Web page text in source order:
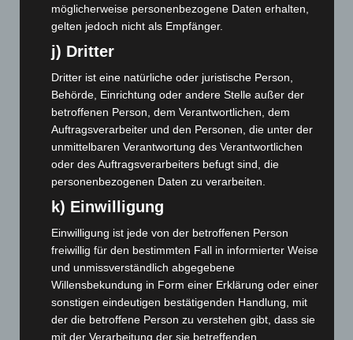
Juli 2024(89)
Juni 2024(107)
Mai 2024
(149)
April 2024(102)
März 2024(103)
Februar 2024(103)
Januar 2024(111)
Dezember 2023(130)
November 2023(130)
Oktober 2023(114)
September 2023
(133)
August 2023(134)
Juli 2023(118)
Juni 2023(142)
möglicherweise personenbezogene Daten erhalten,
gelten jedoch nicht als Empfänger.
j) Dritter
Dritter ist eine natürliche oder juristische Person,
Behörde, Einrichtung oder andere Stelle außer der
betroffenen Person, dem Verantwortlichen, dem
Auftragsverarbeiter und den Personen, die unter der
unmittelbaren Verantwortung des Verantwortlichen
oder des Auftragsverarbeiters befugt sind, die
personenbezogenen Daten zu verarbeiten.
k) Einwilligung
Einwilligung ist jede von der betroffenen Person
freiwillig für den bestimmten Fall in informierter Weise
und unmissverständlich abgegebene
Willensbekundung in Form einer Erklärung oder einer
sonstigen eindeutigen bestätigenden Handlung, mit
der die betroffene Person zu verstehen gibt, dass sie
mit der Verarbeitung der sie betreffenden